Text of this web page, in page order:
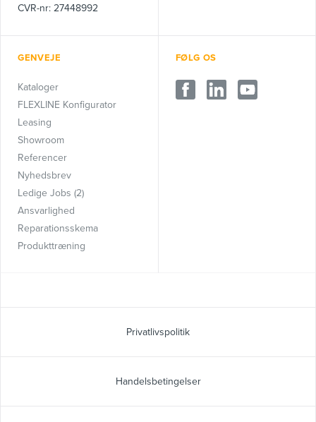
CVR-nr: 27448992
GENVEJE
Kataloger
FLEXLINE Konfigurator
Leasing
Showroom
Referencer
Nyhedsbrev
Ledige Jobs (2)
Ansvarlighed
Reparationsskema
Produkttræning
FØLG OS
Privatlivspolitik
Handelsbetingelser